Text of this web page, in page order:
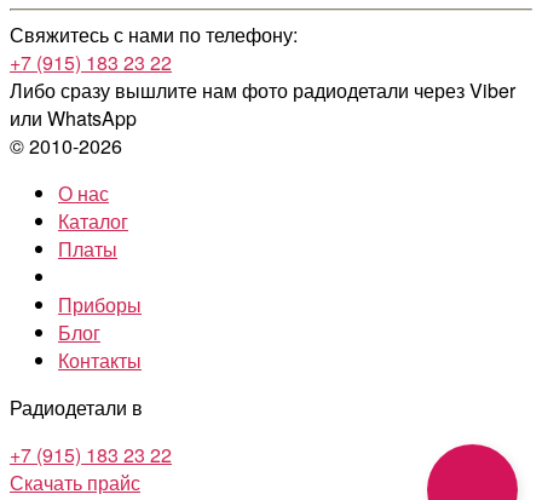
Свяжитесь с нами по телефону:
+7 (915) 183 23 22
Либо сразу вышлите нам фото радиодетали через Viber
или WhatsApp
© 2010-2026
О нас
Каталог
Платы
Приборы
Блог
Контакты
Радиодетали в
+7 (915) 183 23 22
Скачать прайс